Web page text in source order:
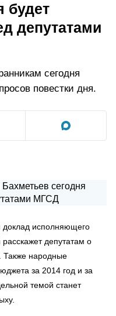
будет
депутатами
сегодня
повестки дня.
доклад исполняющего
депутатам о
Также народные
за 2014 год и за
темой станет